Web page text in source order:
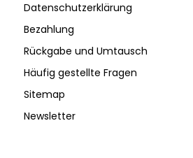
Datenschutzerklärung
Bezahlung
Rückgabe und Umtausch
Häufig gestellte Fragen
Sitemap
Newsletter